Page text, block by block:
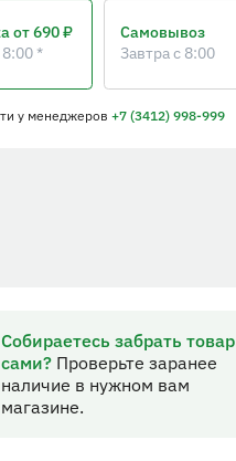
от 690 ₽
8:00 *
Самовывоз
Завтра с 8:00
у менеджеров+7 (3412) 998-999
Собираетесь забрать товар
сами?Проверьте заранее
наличие в нужном вам
магазине.